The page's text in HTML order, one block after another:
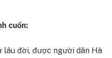
cuốn:
lâu đời, được người dân Hà